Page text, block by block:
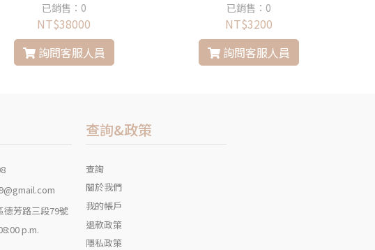
已銷售：0
NT$38000
詢問客服人員
已銷售：0
NT$3200
詢問客服人員
德芳路三段79號
p.m.
查詢&政策
查詢
關於我們
我的帳戶
退款政策
隱私政策